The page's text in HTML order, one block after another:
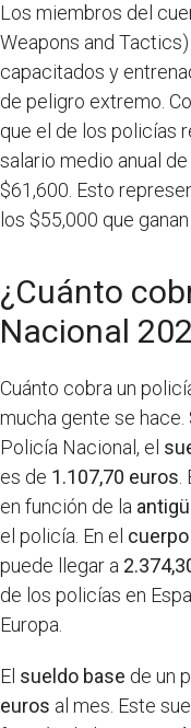
Los miembros del
Weapons and
capacitados y
de peligro extremo.
que el de los policías
salario medio anual
$61,600. Esto
los $55,000 que
¿Cuánto
Nacional
Cuánto cobra un
mucha gente se hace.
Policía Nacional, el
es de 1.107,70 euros
en función de la
el policía. En el
puede llegar a
de los policías en
Europa.
El sueldo base de un
euros al mes. Este